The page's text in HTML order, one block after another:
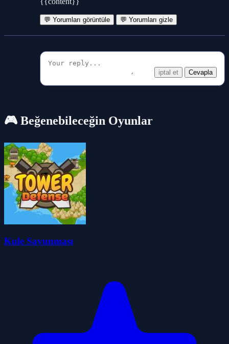
💬 Yorumları görüntüle 💬 Yorumları gizle
iptal et Cevapla
🎮 Beğenebileceğin Oyunlar
Kule Savunması